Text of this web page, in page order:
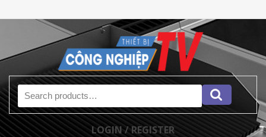
Search for:
LOGIN / REGISTER